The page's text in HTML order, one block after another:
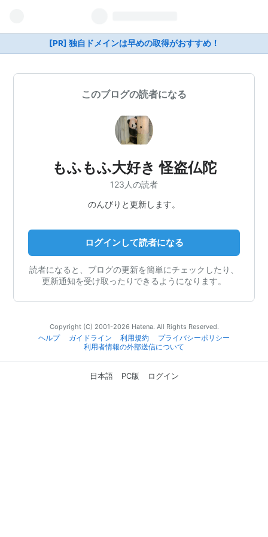
[PR] 独自ドメインは早めの取得がおすすめ！
このブログの読者になる
もふもふ大好き 怪盗仏陀
123人の読者
のんびりと更新します。
ログインして読者になる
読者になると、ブログの更新を簡単にチェックしたり、
更新通知を受け取ったりできるようになります。
Copyright (C) 2001-2026 Hatena. All Rights Reserved.
ヘルプ
ガイドライン 利用規約
プライバシーポリシー
利用者情報の外部送信について
日本語 PC版 ログイン